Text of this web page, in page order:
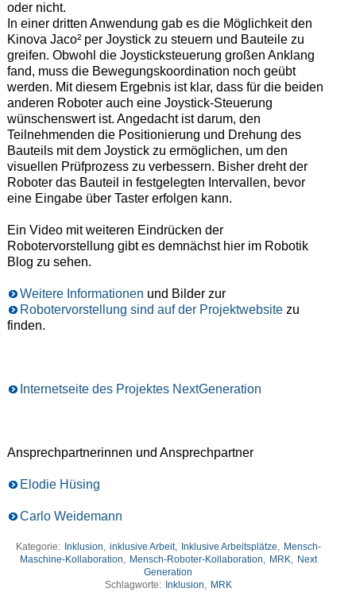
oder nicht.
In einer dritten Anwendung gab es die Möglichkeit den
Kinova Jaco² per Joystick zu steuern und Bauteile zu
greifen. Obwohl die Joysticksteuerung großen Anklang
fand, muss die Bewegungskoordination noch geübt
werden. Mit diesem Ergebnis ist klar, dass für die beiden
anderen Roboter auch eine Joystick-Steuerung
wünschenswert ist. Angedacht ist darum, den
Teilnehmenden die Positionierung und Drehung des
Bauteils mit dem Joystick zu ermöglichen, um den
visuellen Prüfprozess zu verbessern. Bisher dreht der
Roboter das Bauteil in festgelegten Intervallen, bevor
eine Eingabe über Taster erfolgen kann.
Ein Video mit weiteren Eindrücken der
Robotervorstellung gibt es demnächst hier im Robotik
Blog zu sehen.
Weitere Informationen und Bilder zur
Robotervorstellung sind auf der Projektwebsitezu
finden.
Internetseite des Projektes NextGeneration
Ansprechpartnerinnen und Ansprechpartner
Elodie Hüsing
Carlo Weidemann
Kategorie: Inklusion, inklusive Arbeit, Inklusive Arbeitsplätze, Mensch-
Maschine-Kollaboration, Mensch-Roboter-Kollaboration, MRK, Next
Generation
Schlagworte: Inklusion, MRK